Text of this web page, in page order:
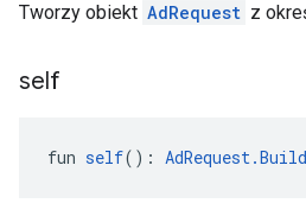
Tworzy obiekt AdRequest z
self
fun self():